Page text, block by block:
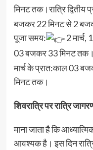
मिनट तक।रात्रि द्वितीय
बजकर 22 मिनट से 2
पूजा समय:
2 मार्च,
03 बजकर 33 मिनट
मार्च के प्रात:काल 03
मिनट तक।
शिवरात्रि पर रात्रि
माना जाता है कि
आवश्यक है। इस दिन